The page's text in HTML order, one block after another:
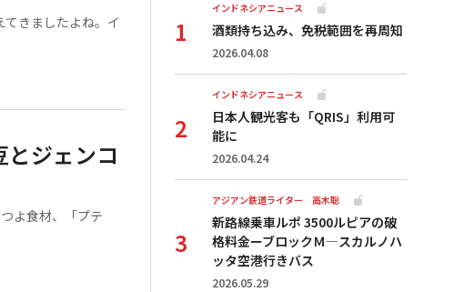
きましたよね。イ
ジェンコ
よ食材、「プテ
インドネシアニュース
酒類持ち込み、免税範囲を再周知
2026.04.08
インドネシアニュース
日本人観光客も「QRIS」利用可
能に
2026.04.24
アジアン鉄道ライター 高木聡
新路線乗車ルポ 3500ルピアの破
格料金ーブロックＭ―スカルノハ
ッタ空港行きバス
2026.05.29